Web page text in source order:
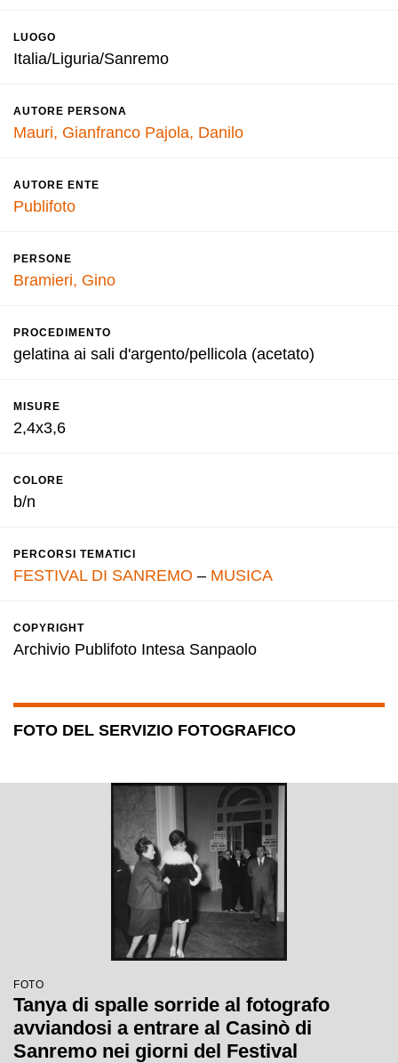
LUOGO
Italia/Liguria/Sanremo
AUTORE PERSONA
Mauri, Gianfranco Pajola, Danilo
AUTORE ENTE
Publifoto
PERSONE
Bramieri, Gino
PROCEDIMENTO
gelatina ai sali d'argento/pellicola (acetato)
MISURE
2,4x3,6
COLORE
b/n
PERCORSI TEMATICI
FESTIVAL DI SANREMO – MUSICA
COPYRIGHT
Archivio Publifoto Intesa Sanpaolo
FOTO DEL SERVIZIO FOTOGRAFICO
FOTO
Tanya di spalle sorride al fotografo
avviandosi a entrare al Casinò di
Sanremo nei giorni del Festival